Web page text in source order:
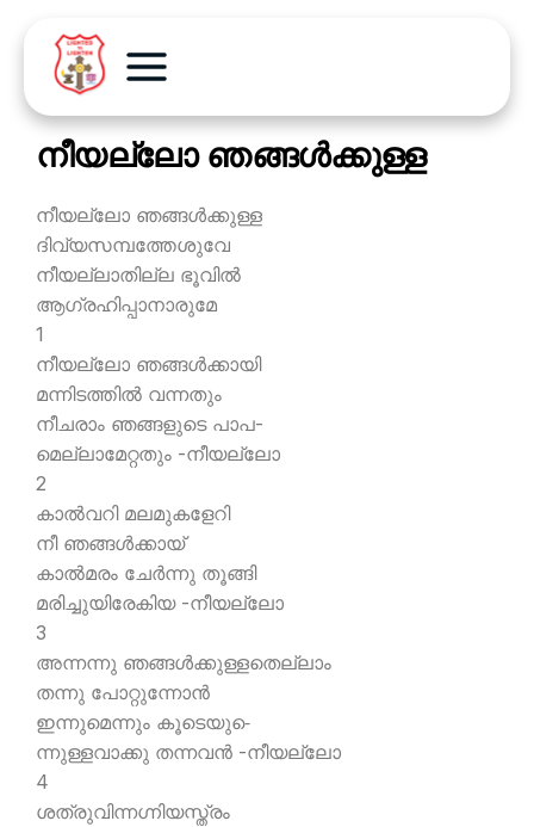
നീയല്ലോ ഞങ്ങള്‍ക്കുള്ള
നീയല്ലോ ഞങ്ങള്‍ക്കുള്ള
ദിവ്യസമ്പത്തേശുവേ
നീയല്ലാതില്ല ഭൂവില്‍
ആഗ്രഹിപ്പാനാരുമേ
1
നീയല്ലോ ഞങ്ങള്‍ക്കായി
മന്നിടത്തില്‍ വന്നതും
നീചരാം ഞങ്ങളുടെ പാപ-
മെല്ലാമേറ്റതും -നീയല്ലോ
2
കാല്‍വറി മലമുകളേറി
നീ ഞങ്ങള്‍ക്കായ്
കാല്‍മരം ചേര്‍ന്നു തൂങ്ങി
മരിച്ചുയിരേകിയ -നീയല്ലോ
3
അന്നന്നു ഞങ്ങള്‍ക്കുള്ളതെല്ലാം
തന്നു പോറ്റുന്നോന്‍
ഇന്നുമെന്നും കൂടെയു-െ
ന്നുള്ളവാക്കു തന്നവന്‍ -നീയല്ലോ
4
ശത്രുവിന്നഗ്നിയസ്ത്രം